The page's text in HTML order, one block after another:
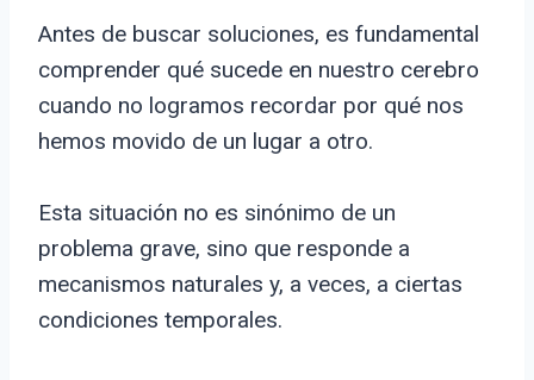
Antes de buscar soluciones, es fundamental
comprender qué sucede en nuestro cerebro
cuando no logramos recordar por qué nos
hemos movido de un lugar a otro.
Esta situación no es sinónimo de un
problema grave, sino que responde a
mecanismos naturales y, a veces, a ciertas
condiciones temporales.